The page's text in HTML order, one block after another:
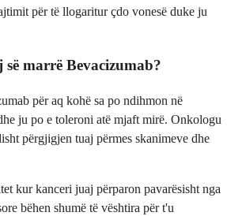
për të llogaritur çdo vonesë duke ju
marrë Bevacizumab?
për aq kohë sa po ndihmon në
ju po e toleroni atë mjaft mirë. Onkologu
përgjigjen tuaj përmes skanimeve dhe
kur kanceri juaj përparon pavarësisht nga
bëhen shumë të vështira për t'u